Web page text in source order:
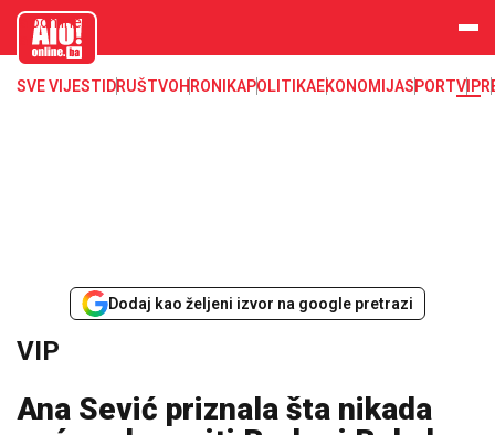
aloonline.b
SVE VIJESTI DRUŠTVOHRONIKAPOLITIKAEKONOMIJASPORTVIP
Dodaj kao željeni izvor na google pretrazi
VIP
Ana Sević priznala šta nikada